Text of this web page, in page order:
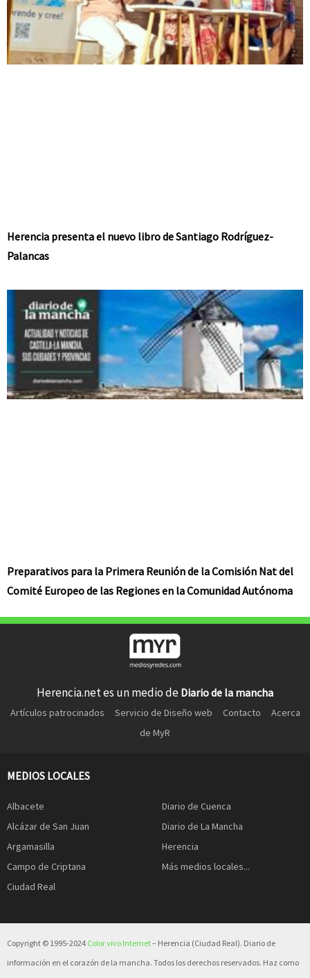
Herencia presenta el nuevo libro de Santiago Rodríguez-
Palancas
Preparativos para la Primera Reunión de la Comisión Nat del
Comité Europeo de las Regiones en la Comunidad Autónoma
Herencia.net es un medio de Diario de la mancha
Artículos patrocinados Servicio de Diseño web Contacto
Acerca
de MyR
MEDIOS LOCALES
Albacete
Alcázar de San Juan
Argamasilla
Campo de Criptana
Ciudad Real
Diario de Cuenca
Diario de La Mancha
Herencia
Más medios locales...
Copyright © 1995-2024 Color vivo Internet– Herencia (Ciudad Real). Diario de
información en el corazón de la mancha. Todos los derechos reservados. Haz como